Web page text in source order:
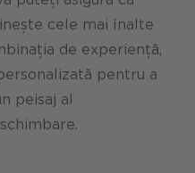
cele mai înalte
de experiență,
pentru a
peisaj al